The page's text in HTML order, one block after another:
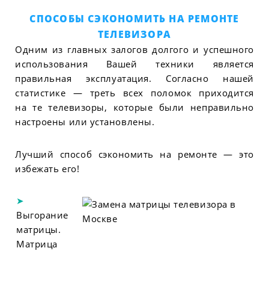
СПОСОБЫ СЭКОНОМИТЬ НА РЕМОНТЕ
ТЕЛЕВИЗОРА
Одним из главных залогов долгого и успешного
использования Вашей техники является
правильная эксплуатация. Согласно нашей
статистике — треть всех поломок приходится
на те телевизоры, которые были неправильно
настроены или установлены.
Лучший способ сэкономить на ремонте — это
избежать его!
Выгорание
матрицы.
Матрица